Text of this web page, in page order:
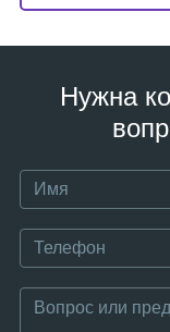
Нужна